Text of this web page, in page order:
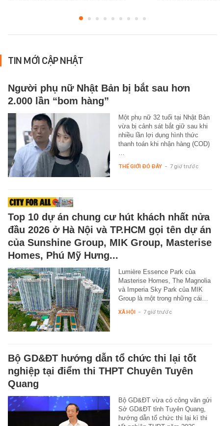
TIN MỚI CẬP NHẬT
Người phụ nữ Nhật Bản bị bắt sau hơn
2.000 lần “bom hàng”
Một phụ nữ 32 tuổi tại Nhật Bản
vừa bị cảnh sát bắt giữ sau khi
nhiều lần lợi dụng hình thức
thanh toán khi nhận hàng (COD)
…
THẾ GIỚI ĐÓ ĐÂY - 7 giờ trước
Top 10 dự án chung cư hút khách nhất nửa
đầu 2026 ở Hà Nội và TP.HCM gọi tên dự án
của Sunshine Group, MIK Group, Masterise
Homes, Phú Mỹ Hưng...
Lumière Essence Park của
Masterise Homes, The Magnolia
và Imperia Sky Park của MIK
Group là một trong những cái…
XÃ HỘI - 7 giờ trước
Bộ GD&ĐT hướng dẫn tổ chức thi lại tốt
nghiệp tại điểm thi THPT Chuyên Tuyên
Quang
Bộ GD&ĐT vừa có công văn gửi
Sở GD&ĐT tỉnh Tuyên Quang,
hướng dẫn tổ chức thi lại kì thi